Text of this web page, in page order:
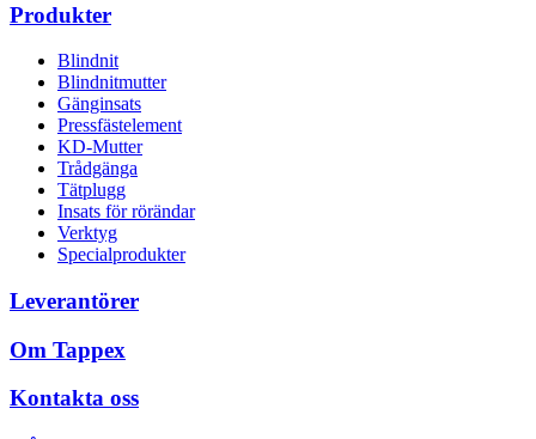
Produkter
Blindnit
Blindnitmutter
Gänginsats
Pressfästelement
KD-Mutter
Trådgänga
Tätplugg
Insats för rörändar
Verktyg
Specialprodukter
Leverantörer
Om Tappex
Kontakta oss